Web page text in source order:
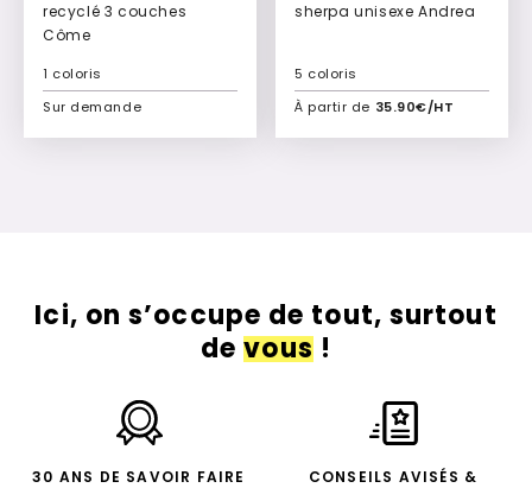
recyclé 3 couches
Côme
Sur demande
1 coloris
Ajouter à mon devis
sherpa unisexe Andrea
À partir de 35.90€/HT
5 coloris
Ajouter à mon devis
Ici, on s’occupe de tout, surtout
devous!
30 ANS DE SAVOIR FAIRE
CONSEILS AVISÉS &